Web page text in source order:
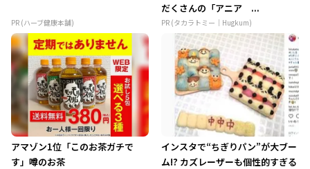
PR (ハーブ健康本舗)
だくさんの「アニア ...
PR (タカラトミー｜Hugkum)
アマゾン1位「このお茶ガチで
す」噂のお茶
インスタで“ちぎりパン”が大ブー
ム!? カズレーザーも個性的すぎる